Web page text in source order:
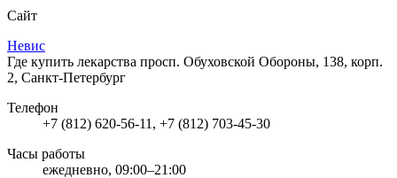
Сайт
Невис
Где купить лекарства просп. Обуховской Обороны, 138, корп.
2, Санкт-Петербург
Телефон
+7 (812) 620-56-11, +7 (812) 703-45-30
Часы работы
ежедневно, 09:00–21:00